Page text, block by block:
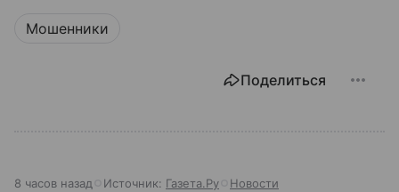
Мошенники
Поделиться
8 часов назад Источник: Газета.Ру Новости